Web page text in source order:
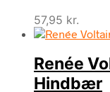
57,95 kr.
Renée
Hindbær